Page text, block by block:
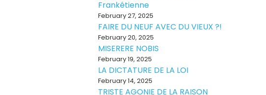
Frankétienne
February 27, 2025
FAIRE DU NEUF AVEC DU VIEUX ?!
February 20, 2025
MISERERE NOBIS
February 19, 2025
LA DICTATURE DE LA LOI
February 14, 2025
TRISTE AGONIE DE LA RAISON